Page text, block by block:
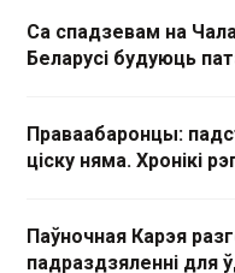
Са спадзевам на
Беларусі будуюць
Праваабаронцы:
ціску няма. Хронікі
Паўночная Карэя
падраздзяленні для